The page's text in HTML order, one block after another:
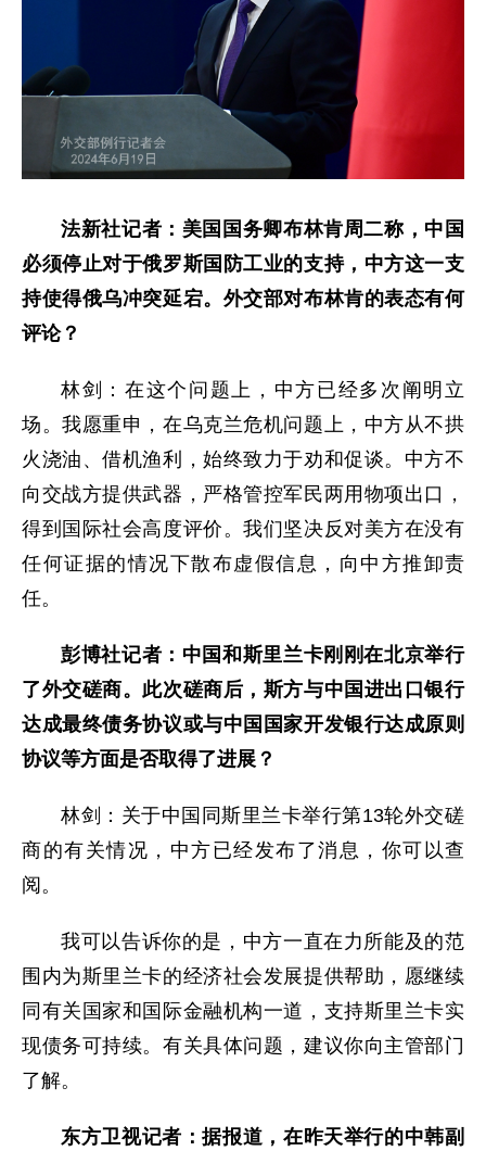
法新社记者：美国国务卿布林肯周二称，中国
必须停止对于俄罗斯国防工业的支持，中方这一支
持使得俄乌冲突延宕。外交部对布林肯的表态有何
评论？
林剑：在这个问题上，中方已经多次阐明立
场。我愿重申，在乌克兰危机问题上，中方从不拱
火浇油、借机渔利，始终致力于劝和促谈。中方不
向交战方提供武器，严格管控军民两用物项出口，
得到国际社会高度评价。我们坚决反对美方在没有
任何证据的情况下散布虚假信息，向中方推卸责
任。
彭博社记者：中国和斯里兰卡刚刚在北京举行
了外交磋商。此次磋商后，斯方与中国进出口银行
达成最终债务协议或与中国国家开发银行达成原则
协议等方面是否取得了进展？
林剑：关于中国同斯里兰卡举行第13轮外交磋
商的有关情况，中方已经发布了消息，你可以查
阅。
我可以告诉你的是，中方一直在力所能及的范
围内为斯里兰卡的经济社会发展提供帮助，愿继续
同有关国家和国际金融机构一道，支持斯里兰卡实
现债务可持续。有关具体问题，建议你向主管部门
了解。
东方卫视记者：据报道，在昨天举行的中韩副